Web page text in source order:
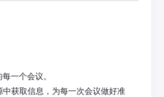
一个会议。
获取信息，为每一次会议做好准